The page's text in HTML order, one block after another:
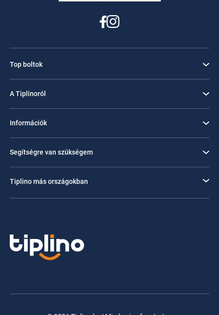
Top boltok
A Tiplinoról
Információk
Segítségre van szükségem
Tiplino más országokban